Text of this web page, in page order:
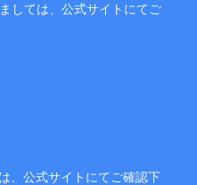
しては、公式サイトにてご
、公式サイトにてご確認下